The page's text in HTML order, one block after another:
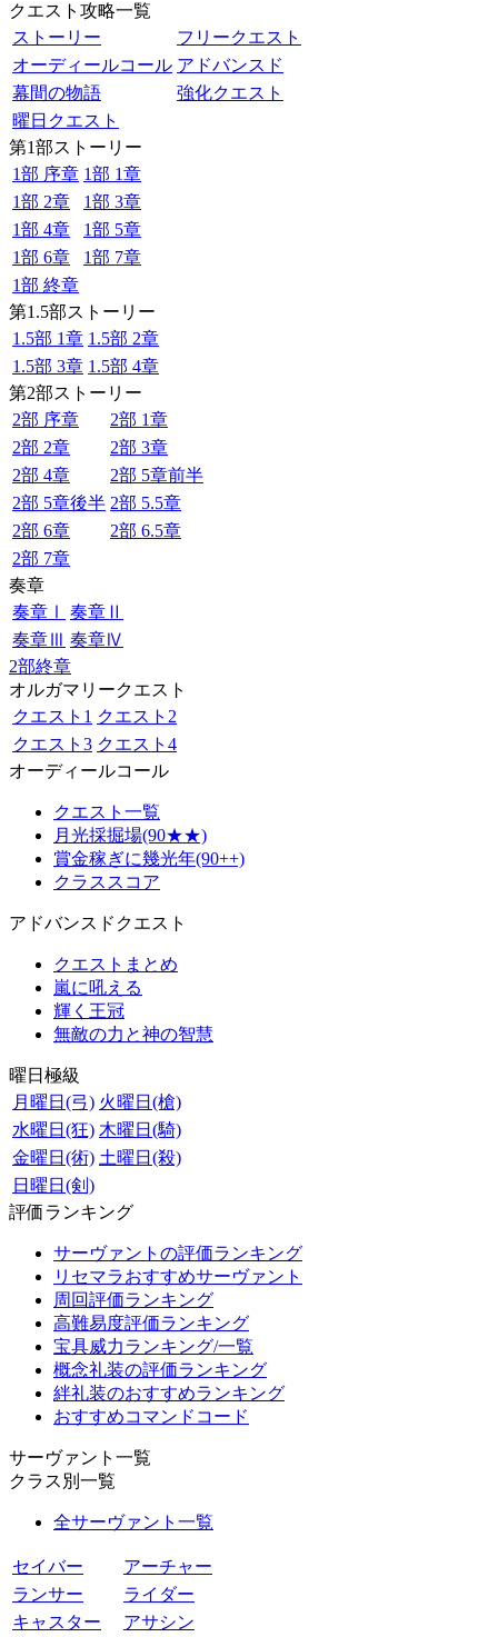
クエスト攻略一覧
ストーリー
フリークエスト
オーディールコール アドバンスド
幕間の物語
強化クエスト
曜日クエスト
第1部ストーリー
1部 序章 1部 1章
1部 2章
1部 3章
1部 4章
1部 5章
1部 6章
1部 7章
1部 終章
第1.5部ストーリー
1.5部 1章 1.5部 2章
1.5部 3章 1.5部 4章
第2部ストーリー
2部 序章
2部 1章
2部 2章
2部 3章
2部 4章
2部 5章前半
2部 5章後半 2部 5.5章
2部 6章
2部 6.5章
2部 7章
奏章
奏章Ⅰ
奏章Ⅱ
奏章Ⅲ 奏章Ⅳ
2部終章
オルガマリークエスト
クエスト1 クエスト2
クエスト3 クエスト4
オーディールコール
クエスト一覧
月光採掘場(90★★)
賞金稼ぎに幾光年(90++)
クラススコア
アドバンスドクエスト
クエストまとめ
嵐に吼える
輝く王冠
無敵の力と神の智慧
曜日極級
月曜日(弓) 火曜日(槍)
水曜日(狂) 木曜日(騎)
金曜日(術) 土曜日(殺)
日曜日(剣)
評価ランキング
サーヴァントの評価ランキング
リセマラおすすめサーヴァント
周回評価ランキング
高難易度評価ランキング
宝具威力ランキング/一覧
概念礼装の評価ランキング
絆礼装のおすすめランキング
おすすめコマンドコード
サーヴァント一覧
クラス別一覧
全サーヴァント一覧
セイバー
アーチャー
ランサー
ライダー
キャスター
アサシン